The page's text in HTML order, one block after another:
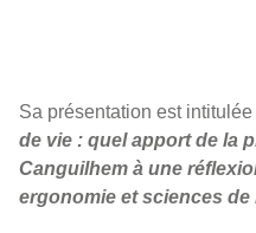
Sa présentation est intitulée
de vie : quel apport de la
Canguilhem à une
ergonomie et sciences de